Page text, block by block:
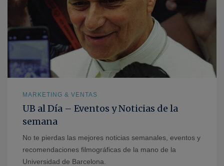
MARKETING & VENTAS
UB al Día – Eventos y Noticias de la
semana
No te pierdas las mejores noticias semanales, eventos y
recomendaciones filmográficas de la mano de la
Universidad de Barcelona.